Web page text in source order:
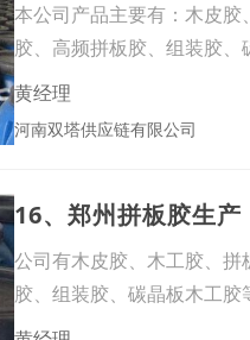
本公司产品主要有：木皮
胶、高频拼板胶、组装胶
音响
黄经理
河南双塔供应链有限公司
16、郑州拼板胶生
公司有木皮胶、木工胶、
胶、组装胶、碳晶板木工胶
术